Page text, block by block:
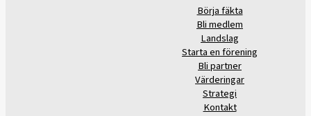
Börja fäkta
Bli medlem
Landslag
Starta en förening
Bli partner
Värderingar
Strategi
Kontakt